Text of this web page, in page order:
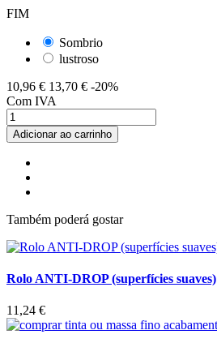
FIM
Sombrio
lustroso
10,96 € 13,70 € -20%
Com IVA
Adicionar ao carrinho
Também poderá gostar
Rolo ANTI-DROP (superfícies suaves)
11,24 €